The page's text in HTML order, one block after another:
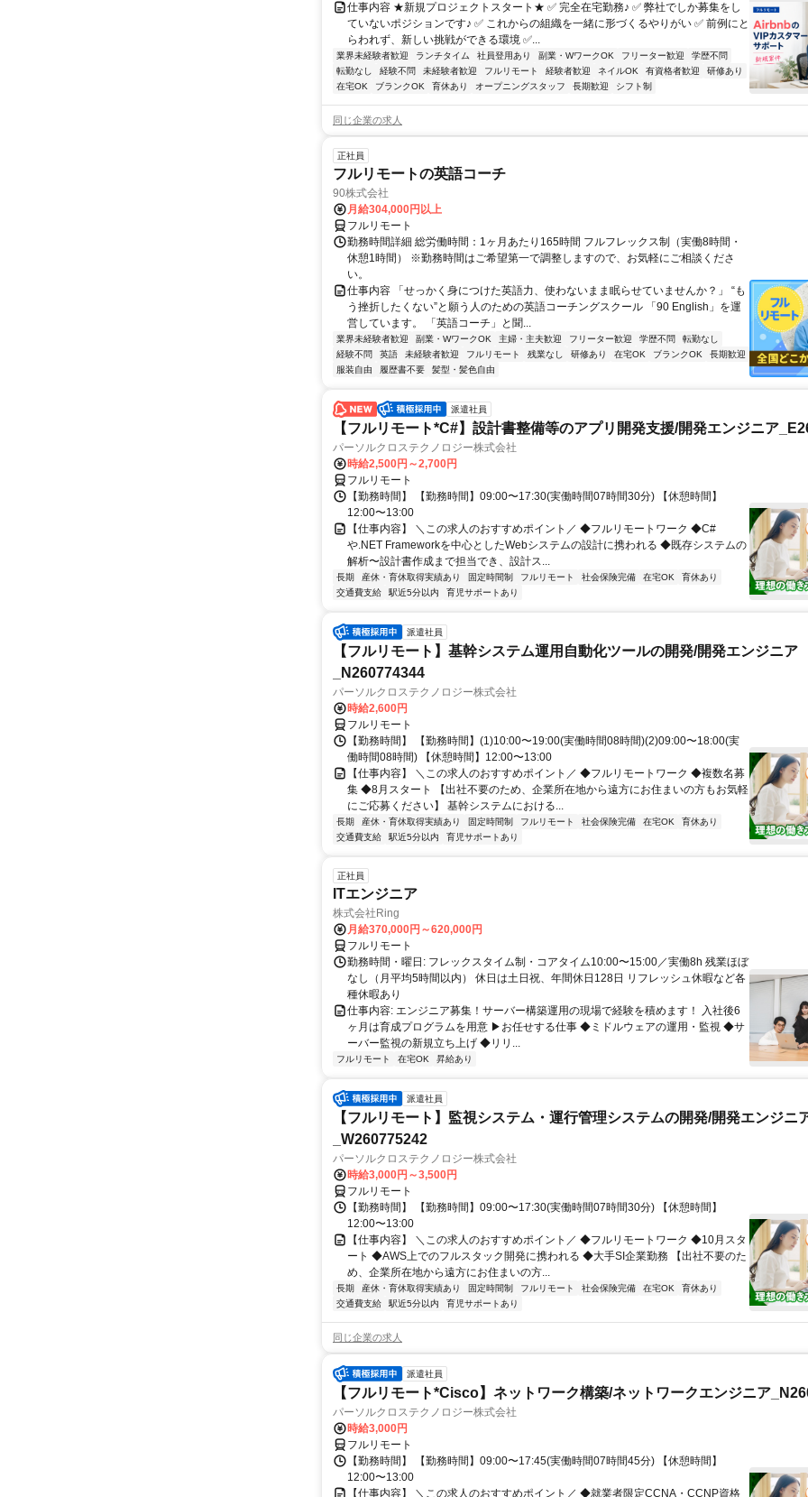
仕事内容 ★新規プロジェクトスタート★ ✅ 完全在宅勤務♪ ✅ 弊社でしか募集をし
ていないポジションです♪ ✅ これからの組織を一緒に形づくるやりがい ✅ 前例にと
らわれず、新しい挑戦ができる環境 ✅...
業界未経験者歓迎 ランチタイム 社員登用あり 副業・WワークOK フリーター歓迎
学歴不問
転勤なし
経験不問 未経験者歓迎 フルリモート 経験者歓迎 ネイルOK 有資格者歓迎
研修あり
在宅OK
ブランクOK 育休あり オープニングスタッフ 長期歓迎 シフト制
同じ企業の求人
正社員
フルリモートの英語コーチ
90株式会社
月給304,000円以上
フルリモート
勤務時間詳細 総労働時間：1ヶ月あたり165時間 フルフレックス制（実働8時間・
休憩1時間） ※勤務時間はご希望第一で調整しますので、お気軽にご相談くださ
い。
仕事内容 「せっかく身につけた英語力、使わないまま眠らせていませんか？」 “も
う挫折したくない”と願う人のための英語コーチングスクール 「90 English」を運
営しています。 「英語コーチ」と聞...
業界未経験者歓迎 副業・WワークOK 主婦・主夫歓迎 フリーター歓迎 学歴不問
転勤なし
経験不問
英語 未経験者歓迎 フルリモート 残業なし 研修あり 在宅OK ブランクOK
長期歓迎
服装自由
履歴書不要 髪型・髪色自由
派遣社員
【フルリモート*C#】設計書整備等のアプリ開発支援/開発エンジニア
パーソルクロステクノロジー株式会社
時給2,500円～2,700円
フルリモート
【勤務時間】 【勤務時間】09:00〜17:30(実働時間07時間30分) 【休憩時間】
12:00〜13:00
【仕事内容】 ＼この求人のおすすめポイント／ ◆フルリモートワーク ◆C#
や.NET Frameworkを中心としたWebシステムの設計に携われる ◆既存システムの
解析〜設計書作成まで担当でき、設計ス...
長期 産休・育休取得実績あり 固定時間制 フルリモート 社会保険完備 在宅OK
育休あり
交通費支給
駅近5分以内 育児サポートあり
派遣社員
【フルリモート】基幹システム運用自動化ツールの開発/開発エンジニア
_N260774344
パーソルクロステクノロジー株式会社
時給2,600円
フルリモート
【勤務時間】 【勤務時間】(1)10:00〜19:00(実働時間08時間)(2)09:00〜18:00(実
働時間08時間) 【休憩時間】12:00〜13:00
【仕事内容】 ＼この求人のおすすめポイント／ ◆フルリモートワーク ◆複数名募
集 ◆8月スタート 【出社不要のため、企業所在地から遠方にお住まいの方もお気軽
にご応募ください】 基幹システムにおける...
長期 産休・育休取得実績あり 固定時間制 フルリモート 社会保険完備 在宅OK
育休あり
交通費支給
駅近5分以内 育児サポートあり
正社員
ITエンジニア
株式会社Ring
月給370,000円～620,000円
フルリモート
勤務時間・曜日: フレックスタイム制・コアタイム10:00〜15:00／実働8h 残業ほぼ
なし（月平均5時間以内） 休日は土日祝、年間休日128日 リフレッシュ休暇など各
種休暇あり
仕事内容: エンジニア募集！サーバー構築運用の現場で経験を積めます！ 入社後6
ヶ月は育成プログラムを用意 ▶お任せする仕事 ◆ミドルウェアの運用・監視 ◆サ
ーバー監視の新規立ち上げ ◆リリ...
フルリモート 在宅OK 昇給あり
派遣社員
【フルリモート】監視システム・運行管理システムの開発/開発エンジニ
_W260775242
パーソルクロステクノロジー株式会社
時給3,000円～3,500円
フルリモート
【勤務時間】 【勤務時間】09:00〜17:30(実働時間07時間30分) 【休憩時間】
12:00〜13:00
【仕事内容】 ＼この求人のおすすめポイント／ ◆フルリモートワーク ◆10月スタ
ート ◆AWS上でのフルスタック開発に携われる ◆大手SI企業勤務 【出社不要のた
め、企業所在地から遠方にお住まいの方...
長期 産休・育休取得実績あり 固定時間制 フルリモート 社会保険完備 在宅OK
育休あり
交通費支給
駅近5分以内 育児サポートあり
同じ企業の求人
派遣社員
【フルリモート*Cisco】ネットワーク構築/ネットワークエンジニア
パーソルクロステクノロジー株式会社
時給3,000円
フルリモート
【勤務時間】 【勤務時間】09:00〜17:45(実働時間07時間45分) 【休憩時間】
12:00〜13:00
【仕事内容】 ＼この求人のおすすめポイント／ ◆就業者限定CCNA・CCNP資格